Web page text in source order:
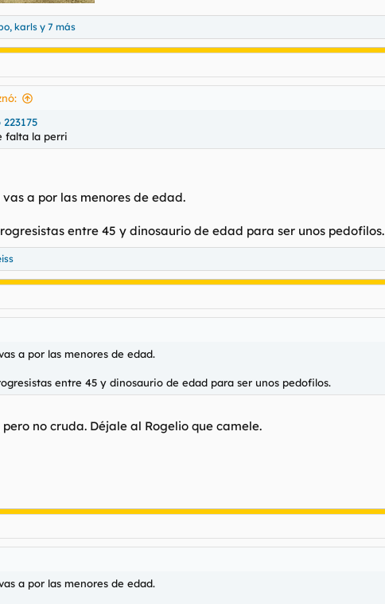
, karls y 7 más
falta la perri
a por las menores de edad.
entre 45 y dinosaurio de edad para ser unos pedofilos.
a por las menores de edad.
entre 45 y dinosaurio de edad para ser unos pedofilos.
no cruda. Déjale al Rogelio que camele.
a por las menores de edad.